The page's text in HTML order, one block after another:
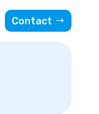
Contact